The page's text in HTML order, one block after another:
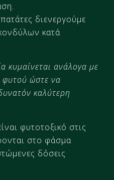
διενεργούμε
κατά
κυµαίνεται ανάλογα µε
φυτού ώστε να
καλύτερη
φυτοτοξικό στις
στο φάσμα
δόσεις